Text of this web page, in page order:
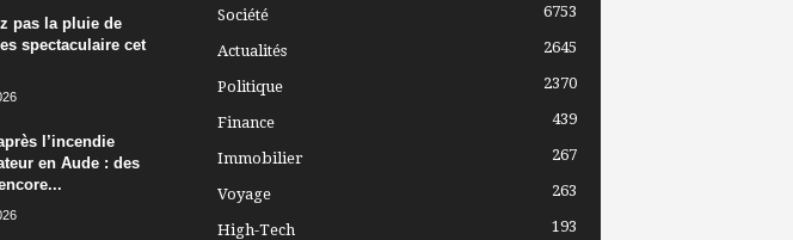
pas la pluie de
spectaculaire cet
l’incendie
en Aude : des
Société 6753
Actualités 2645
Politique 2370
Finance 439
Immobilier 267
Voyage 263
High-Tech 193